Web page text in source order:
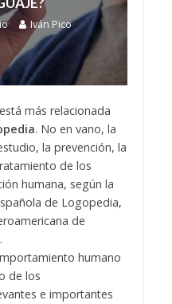
Iván Pico
más relacionada
. No en vano, la
la prevención, la
de los
humana, según la
de Logopedia,
de
humano
de los
e importantes